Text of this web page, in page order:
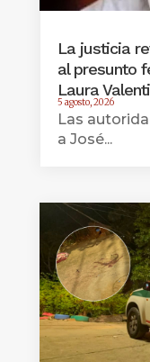
La justicia
al presunto
Laura
5 agosto, 2026
Las
a José...